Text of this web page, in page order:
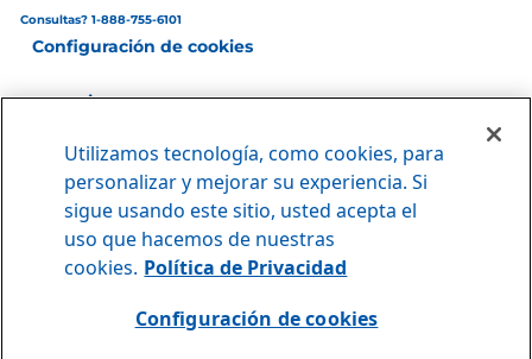
Consultas? 1-888-755-6101
Configuración de cookies
© Copyright 2025 The Clorox Company, Inc.
Utilizamos tecnología, como cookies, para
personalizar y mejorar su experiencia. Si
sigue usando este sitio, usted acepta el
uso que hacemos de nuestras
cookies. Política de Privacidad
Configuración de cookies